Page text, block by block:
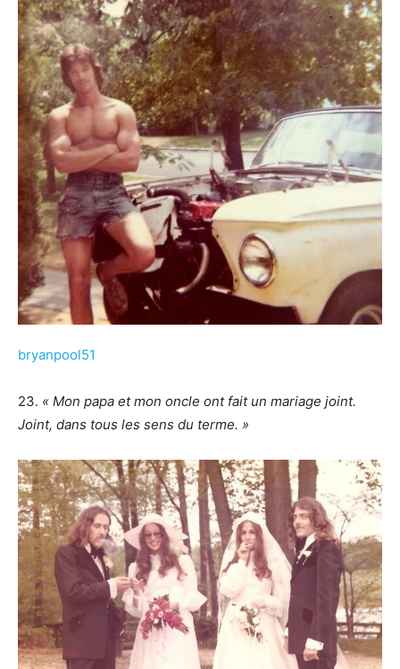
bryanpool51
23. « Mon papa et mon oncle ont fait un mariage joint.
Joint, dans tous les sens du terme. »